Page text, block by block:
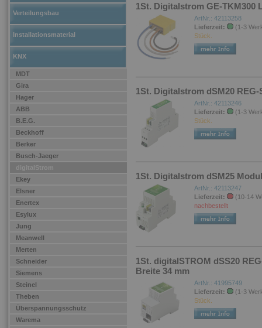
Verteilungsbau
Installationsmaterial
KNX
MDT
Gira
Hager
ABB
B.E.G.
Beckhoff
Berker
Busch-Jaeger
digitalStrom
Ekey
Elsner
Enertex
Esylux
Jung
Meanwell
Merten
Schneider
Siemens
Steinel
Theben
Überspannungsschutz
Warema
1St. Digitalstrom GE-TKM300
ArtNr.: 42113258
Lieferzeit:
(1-3
Stück.
1St. Digitalstrom dSM20
ArtNr.: 42113246
Lieferzeit:
(1-3
Stück.
1St. Digitalstrom dSM25
ArtNr.: 42113247
Lieferzeit:
(10-14
nachbestellt
1St. digitalSTROM dSS20
Breite 34 mm
ArtNr.: 41995749
Lieferzeit:
(1-3
Stück.